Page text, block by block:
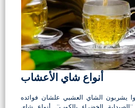
يشربون الشاي العشبي علشان فوائده